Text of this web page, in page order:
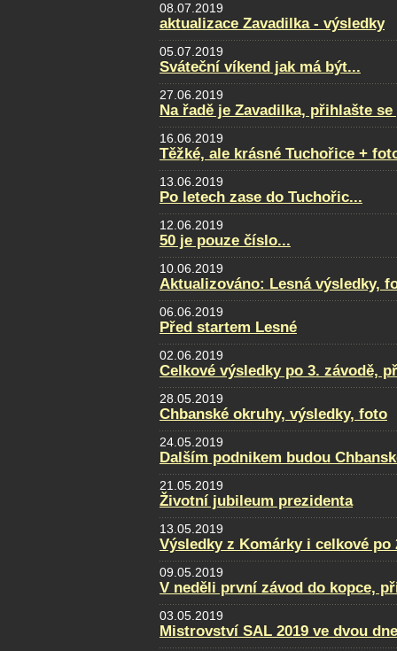
08.07.2019
aktualizace Zavadilka - výsledky
05.07.2019
Sváteční víkend jak má být...
27.06.2019
Na řadě je Zavadilka, přihlašte
16.06.2019
Těžké, ale krásné Tuchořice +
13.06.2019
Po letech zase do Tuchořic...
12.06.2019
50 je pouze číslo...
10.06.2019
Aktualizováno: Lesná výsledky,
06.06.2019
Před startem Lesné
02.06.2019
Celkové výsledky po 3. závodě,
28.05.2019
Chbanské okruhy, výsledky, foto
24.05.2019
Dalším podnikem budou
21.05.2019
Životní jubileum prezidenta
13.05.2019
Výsledky z Komárky i celkové po
09.05.2019
V neděli první závod do kopce,
03.05.2019
Mistrovství SAL 2019 ve dvou